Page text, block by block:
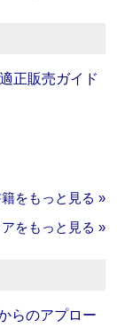
正販売ガイド
をもっと見る »
をもっと見る »
らのアプロー